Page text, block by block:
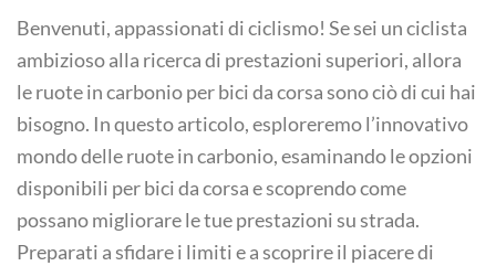
Benvenuti, appassionati di ciclismo! Se sei un ciclista
ambizioso alla ricerca di prestazioni superiori, allora
le ruote in carbonio per bici da corsa sono ciò di cui hai
bisogno. In questo articolo, esploreremo l’innovativo
mondo delle ruote in carbonio, esaminando le opzioni
disponibili per bici da corsa e scoprendo come
possano migliorare le tue prestazioni su strada.
Preparati a sfidare i limiti e a scoprire il piacere di